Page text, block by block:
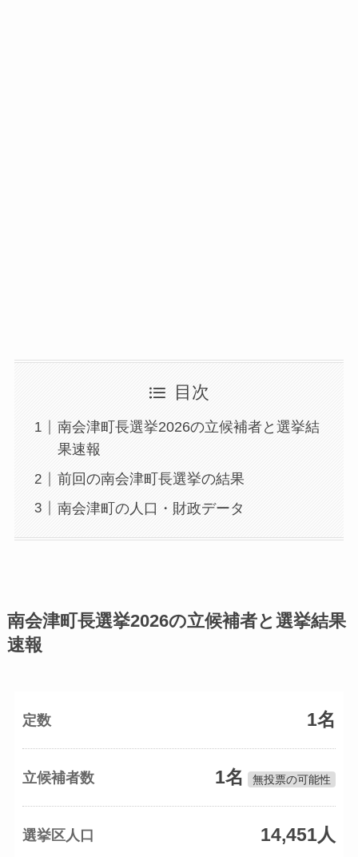
目次
南会津町長選挙2026の立候補者と選挙結
果速報
前回の南会津町長選挙の結果
南会津町の人口・財政データ
南会津町長選挙2026の立候補者と選挙結果
速報
定数 1名
立候補者数 1名 無投票の可能性
選挙区人口 14,451人